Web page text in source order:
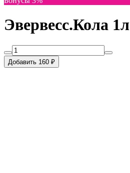
Эвервесс.Кола 1л
Добавить 160 ₽